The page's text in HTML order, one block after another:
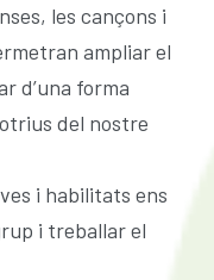
les cançons i
ampliar el
d’una forma
del nostre
i habilitats ens
i treballar el